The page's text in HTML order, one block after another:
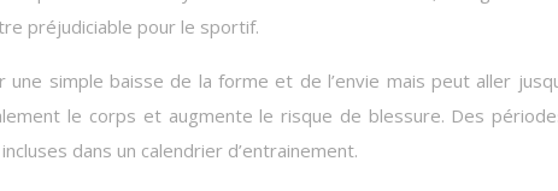
préjudiciable pour le sportif.
simple baisse de la forme et de l’envie mais peut aller
le corps et augmente le risque de blessure. Des
dans un calendrier d’entrainement.